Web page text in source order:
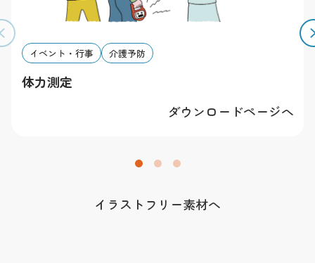
イベント・行事 介護予防
体力測定
ダウンロードページへ
イラストフリー素材へ